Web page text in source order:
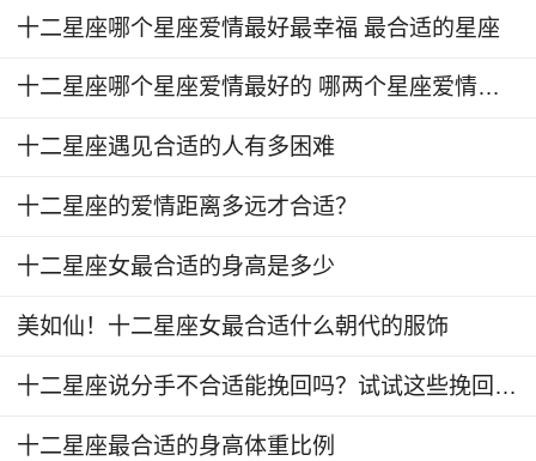
最佳配对：白羊座、射手座
高亲和力：狮子座和白羊座、射手座都充满自
谊，彼此之间有着潜在的创造力和活力。
6. 处女座（8月23日-9月22日）
最佳配对：金牛座、摩羯座
高亲和力：处女座和金牛座、摩羯座都注重细
节和实际，他们彼此之间可以共同追求目标和完
十二星座哪个星座爱情最好最幸福 最合适的星座
十二星座哪个星座爱情最好的 哪两个星座爱情合适
十二星座遇见合适的人有多困难
十二星座的爱情距离多远才合适？
十二星座女最合适的身高是多少
美如仙！十二星座女最合适什么朝代的服饰
十二星座说分手不合适能挽回吗？试试这些挽回情话
十二星座最合适的身高体重比例